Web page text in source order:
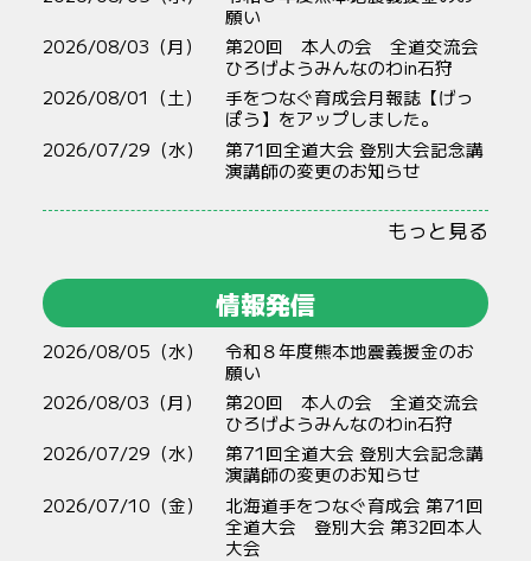
願い
2026/08/03（月）
第20回 本人の会 全道交流会
ひろげようみんなのわin石狩
2026/08/01（土）
手をつなぐ育成会月報誌【げっ
ぽう】をアップしました。
2026/07/29（水）
第71回全道大会 登別大会記念講
演講師の変更のお知らせ
もっと見る
情報発信
2026/08/05（水）
令和８年度熊本地震義援金のお
願い
2026/08/03（月）
第20回 本人の会 全道交流会
ひろげようみんなのわin石狩
2026/07/29（水）
第71回全道大会 登別大会記念講
演講師の変更のお知らせ
2026/07/10（金）
北海道手をつなぐ育成会 第71回
全道大会 登別大会 第32回本人
大会